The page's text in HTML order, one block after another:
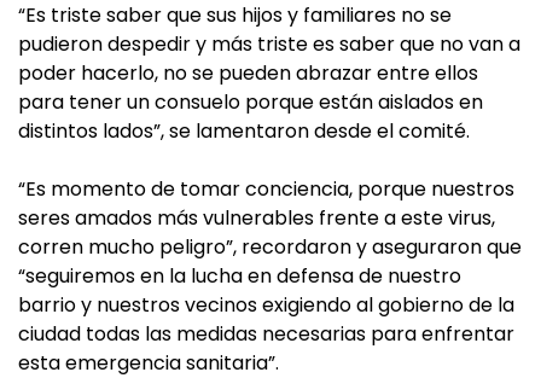
“Es triste saber que sus hijos y familiares no se
pudieron despedir y más triste es saber que no van a
poder hacerlo, no se pueden abrazar entre ellos
para tener un consuelo porque están aislados en
distintos lados”, se lamentaron desde el comité.
“Es momento de tomar conciencia, porque nuestros
seres amados más vulnerables frente a este virus,
corren mucho peligro”, recordaron y aseguraron que
“seguiremos en la lucha en defensa de nuestro
barrio y nuestros vecinos exigiendo al gobierno de la
ciudad todas las medidas necesarias para enfrentar
esta emergencia sanitaria”.